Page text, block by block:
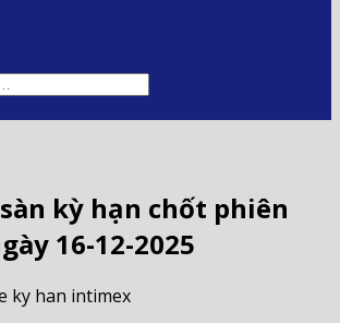
kỳ hạn chốt phiên
16-12-2025